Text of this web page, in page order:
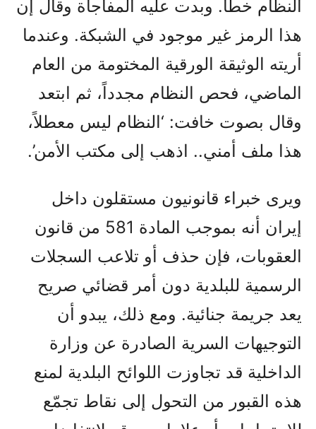
النظام خطأً. وبدت عليه المفاجأة وقال إن
هذا الرمز غير موجود في الشبكة. وعندما
أريته الوثيقة الورقية المختومة من العام
الماضي، فحص النظام مجدداً، ثم ابتعد
وقال بصوت خافت: ‘النظام ليس معطلاً،
هذا ملف أمني.. اذهب إلى مكتب الأمن’.
ويرى خبراء قانونيون مستقلون داخل
إيران أنه بموجب المادة 581 من قانون
العقوبات، فإن حذف أو تلاعب السجلات
الرسمية للبلدية دون أمر قضائي صريح
يعد جريمة جنائية. ومع ذلك، يبدو أن
التوجيهات السرية الصادرة عن وزارة
الداخلية قد تجاوزت اللوائح البلدية لمنع
هذه القبور من التحول إلى نقاط تجمّع